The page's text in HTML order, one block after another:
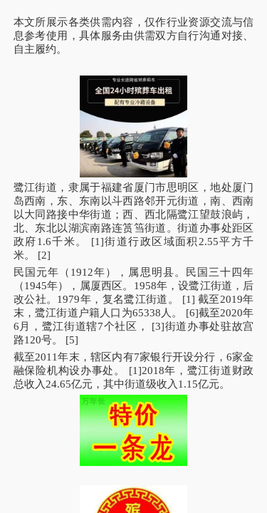
本文所展示各类供需内容，仅作行业资源交流与信
息参考使用，具体服务由供需双方自行沟通对接、
自主履约。
鹭江街道，隶属于福建省厦门市思明区，地处厦门
岛西南，东、东南以斗西路邻开元街道，南、西南
以大同路接中华街道；西、西北隔鹭江望鼓浪屿，
北、东北以湖滨南路连筼筜街道。街道办事处距区
政府1.6千米。 [1]街道行政区域面积2.55平方千
米。 [2]
民国元年（1912年），属思明县。民国三十四年
（1945年），属厦西区。1958年，设鹭江街道，后
改公社。1979年，复名鹭江街道。 [1] 截至2019年
末，鹭江街道户籍人口为65338人。 [6]截至2020年
6月，鹭江街道辖7个社区， [3]街道办事处驻故宫
路120号。 [5]
截至2011年末，辖区内有7家银行开设分行，6家金
融保险机构设办事处。 [1]2018年，鹭江街道财政
总收入24.65亿元，其中街道级收入1.15亿元。